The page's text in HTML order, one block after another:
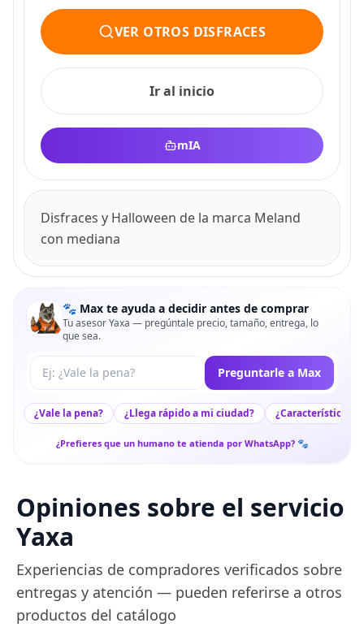
VER OTROS DISFRACES
Ir al inicio
mIA
Disfraces y Halloween de la marca Meland
con mediana
🐾 Max te ayuda a decidir antes de comprar
Tu asesor Yaxa — pregúntale precio, tamaño, entrega, lo
que sea.
Tu pregunta a Max Preguntarle a Max
¿Vale la pena? ¿Llega rápido a mi ciudad? ¿Características
¿Prefieres que un humano te atienda por WhatsApp? 🐾
Opiniones sobre el servicio
Yaxa
Experiencias de compradores verificados sobre
entregas y atención — pueden referirse a otros
productos del catálogo